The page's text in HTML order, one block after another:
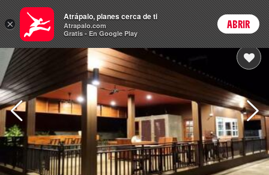
Hoteles Login
×
Atrápalo, planes cerca de ti
Atrapalo.com
Gratis - En Google Play
ABRIR